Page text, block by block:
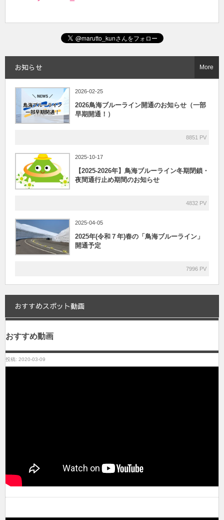
お知らせ
2026-02-25
2026鳥海ブルーライン開通のお知らせ（一部
早期開通！）
8851 PV
2025-10-17
【2025-2026年】鳥海ブルーライン冬期閉鎖・
夜間通行止め期間のお知らせ
4832 PV
2025-04-05
2025年(令和７年)春の「鳥海ブルーライン」
開通予定
7996 PV
More
おすすめスポット動画
おすすめ動画
投稿: 2020-03-09